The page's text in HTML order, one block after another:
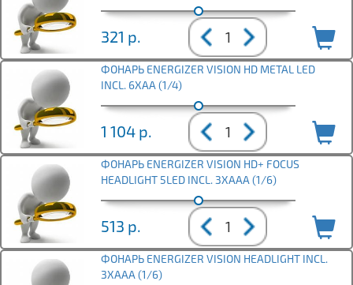
321 р.
ФОНАРЬ ENERGIZER VISION HD METAL LED
INCL. 6XAA (1/4)
1 104 р.
ФОНАРЬ ENERGIZER VISION HD+ FOCUS
HEADLIGHT 5LED INCL. 3XAAA (1/6)
513 р.
ФОНАРЬ ENERGIZER VISION HEADLIGHT INCL.
3XAAA (1/6)